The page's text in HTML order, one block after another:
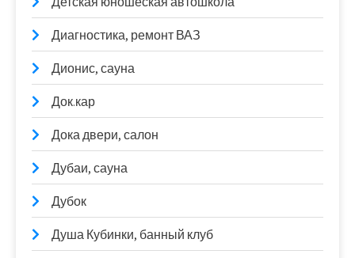
Диагностика, ремонт ВАЗ
Дионис, сауна
Док.кар
Дока двери, салон
Дубаи, сауна
Дубок
Душа Кубинки, банный клуб